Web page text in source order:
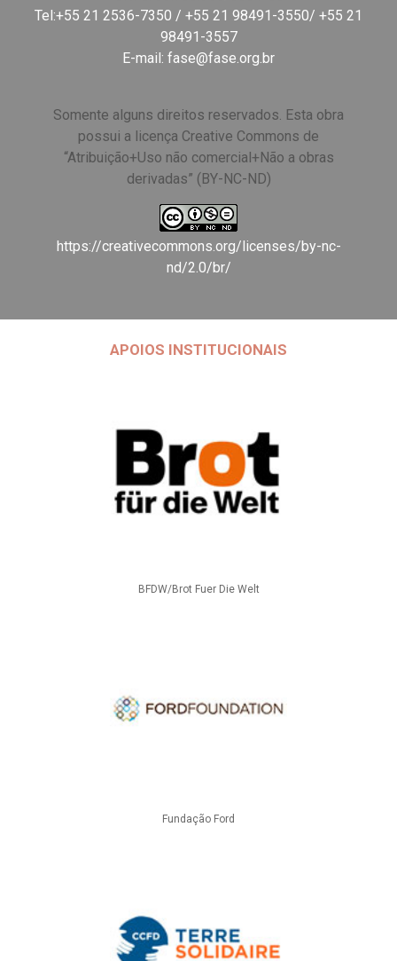
Tel:+55 21 2536-7350 / +55 21 98491-3550/ +55 21
98491-3557
E-mail: fase@fase.org.br
Somente alguns direitos reservados. Esta obra
possui a licença Creative Commons de
“Atribuição+Uso não comercial+Não a obras
derivadas” (BY-NC-ND)
https://creativecommons.org/licenses/by-nc-
nd/2.0/br/
APOIOS INSTITUCIONAIS
BFDW/Brot Fuer Die Welt
Fundação Ford